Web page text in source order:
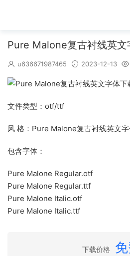
Pure Malone复古衬线英文
u636671987465 2023-12-13
文件类型：otf/ttf
风 格：Pure Malone复古衬线英文
包含字体：
Pure Malone Regular.otf
Pure Malone Regular.ttf
Pure Malone Italic.otf
Pure Malone Italic.ttf
下载价格